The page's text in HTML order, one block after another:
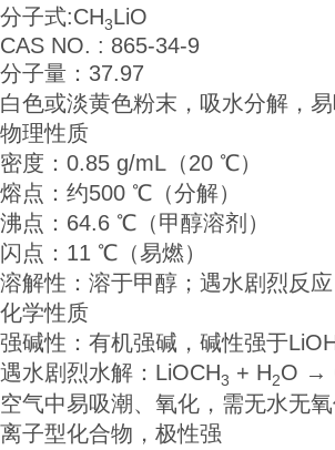
分子式:CH3LiO
CAS NO. : 865-34-9
分子量：37.97
白色或淡黄色粉末，吸水分解，
物理性质
密度：0.85 g/mL（20 ℃）
熔点：约500 ℃（分解）
沸点：64.6 ℃（甲醇溶剂）
闪点：11 ℃（易燃）
溶解性：溶于甲醇；遇水剧烈反应
化学性质
强碱性：有机强碱，碱性强于
遇水剧烈水解：LiOCH3 + H2O →
空气中易吸潮、氧化，需无水无
离子型化合物，极性强